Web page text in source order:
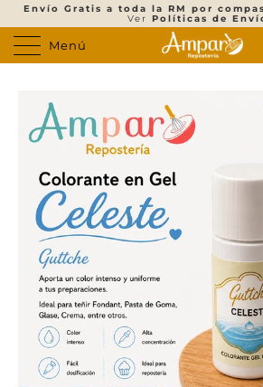
Envío Gratis a toda la RM por
Ver Políticas de
Menú